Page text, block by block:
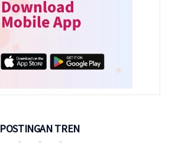
POSTINGAN TREN